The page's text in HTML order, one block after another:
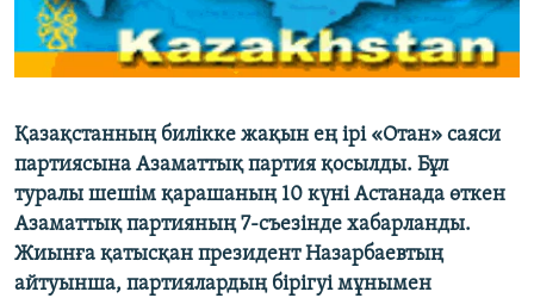
ЖАЗЫЛЫҢЫЗ
Басқа тілдерде
Қазақстанның билікке жақын ең ірі «Отан» саяси
партиясына Азаматтық партия қосылды. Бұл
туралы шешім қарашаның 10 күні Астанада өткен
Азаматтық партияның 7-съезінде хабарланды.
Жиынға қатысқан президент Назарбаевтың
айтуынша, партиялардың бірігуі мұнымен